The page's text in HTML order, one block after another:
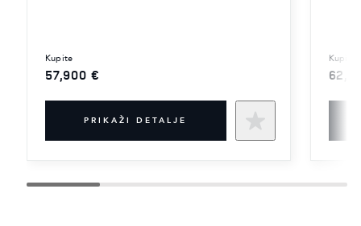
kupite
57,900 €
PRIKAŽI DETALJE
kupite